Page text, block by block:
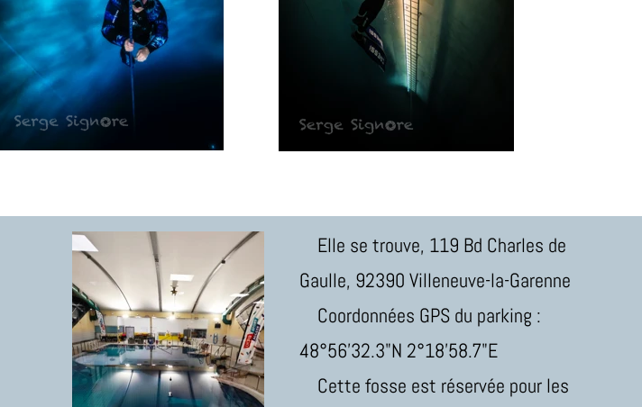
Elle se trouve, 119 Bd Charles de
Gaulle, 92390 Villeneuve-la-Garenne
Coordonnées GPS du parking :
48°56'32.3"N 2°18'58.7"E
Cette fosse est réservée pour les